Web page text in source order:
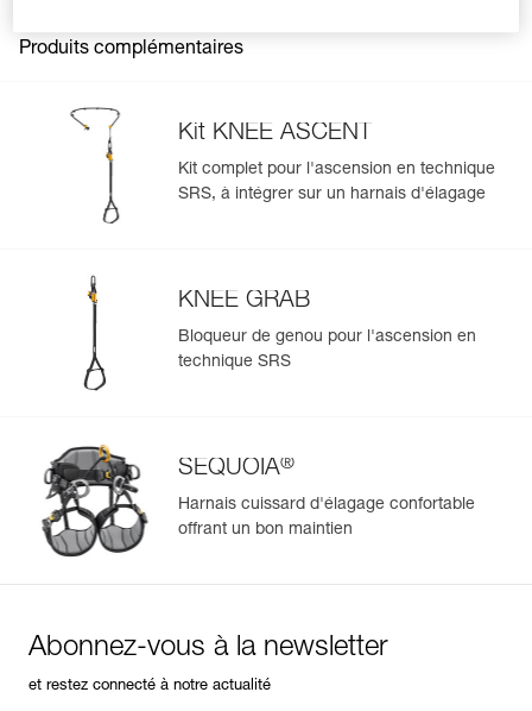
Gérer et inspecter facilement votre EPI
s'afficheront automatiquement.
Voir l'historique d'un produit à partir de sa date de
En savoir plus
Produits complémentaires
Kit KNEE ASCENT
Kit complet pour l'ascension en technique
SRS, à intégrer sur un harnais d'élagage
KNEE GRAB
Bloqueur de genou pour l'ascension en
technique SRS
SEQUOIA®
Harnais cuissard d'élagage confortable
offrant un bon maintien
Abonnez-vous à la newsletter
et restez connecté à notre actualité